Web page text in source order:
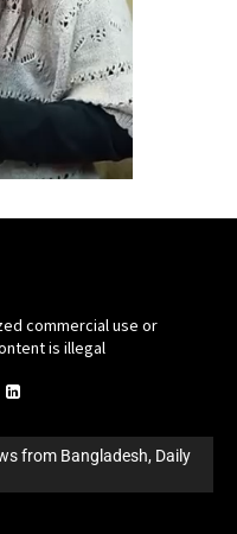
commercial use or
is illegal
from Bangladesh, Daily